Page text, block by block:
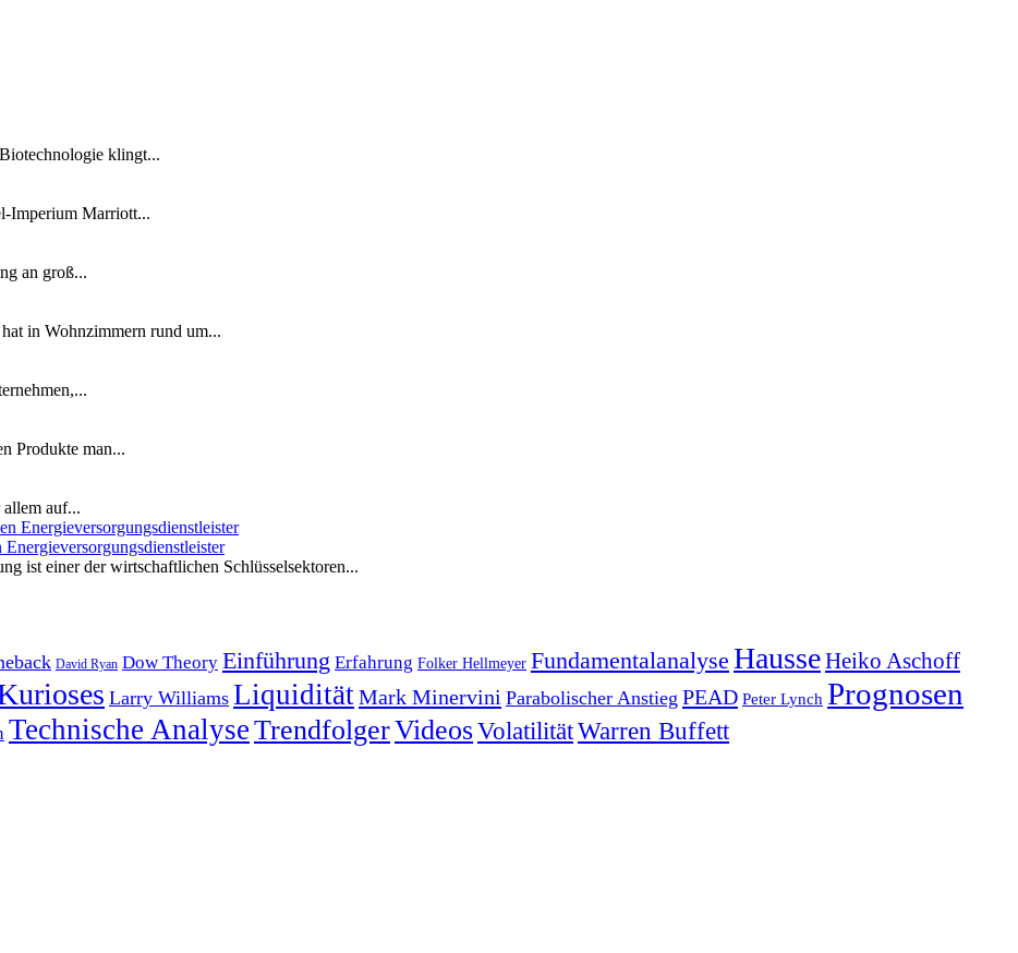
klingt...
Imperium Marriott...
an groß...
in Wohnzimmern rund um...
Produkte man...
auf...
ist einer der wirtschaftlichen Schlüsselsektoren...
David Ryan Dow Theory Einführung Erfahrung Folker Hellmeyer Fundamentalanalyse HausseHeiko Aschoff
Larry Williams LiquiditätMark Minervini Parabolischer Anstieg PEAD Peter Lynch Prognosen
Technische AnalyseTrendfolgerVideosVolatilitätWarren Buffett